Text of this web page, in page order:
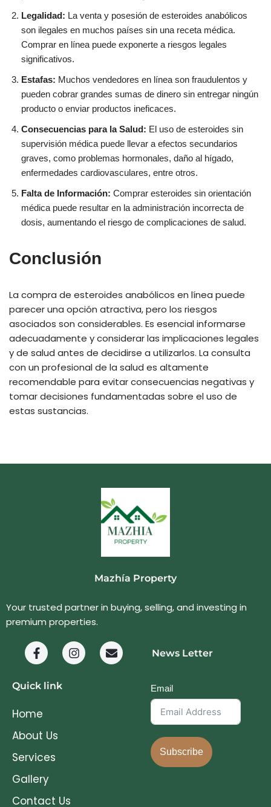
Legalidad: La venta y posesión de esteroides anabólicos
son ilegales en muchos países sin una receta médica.
Comprar en línea puede exponerte a riesgos legales
significativos.
Estafas: Muchos vendedores en línea son fraudulentos y
pueden cobrar grandes sumas de dinero sin entregar ningún
producto o enviar productos ineficaces.
Consecuencias para la Salud: El uso de esteroides sin
supervisión médica puede llevar a efectos secundarios
graves, como problemas hormonales, daño al hígado,
enfermedades cardiovasculares, entre otros.
Falta de Información: Comprar esteroides sin orientación
médica puede resultar en la administración incorrecta de
dosis, aumentando el riesgo de complicaciones de salud.
Conclusión
La compra de esteroides anabólicos en línea puede
parecer una opción atractiva, pero los riesgos
asociados son considerables. Es esencial informarse
adecuadamente y considerar las implicaciones legales
y de salud antes de decidirse a utilizarlos. La consulta
con un profesional de la salud es altamente
recomendable para evitar consecuencias negativas y
tomar decisiones fundamentadas sobre el uso de
estas sustancias.
Mazhía Property
Your trusted partner in buying, selling, and investing in
premium properties.
Quick link
Home
About Us
Services
Gallery
Contact Us
News Letter
Email
Subscribe